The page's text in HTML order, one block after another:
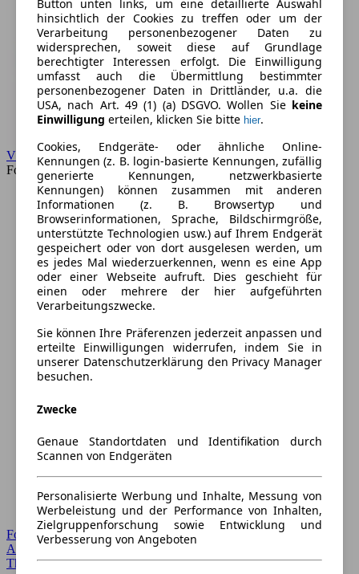
VW
Forum
Forum Startseite
Alle Auto-Foren
Themen-Forum
Button unten links, um eine detaillierte Auswahl
hinsichtlich der Cookies zu treffen oder um der
Verarbeitung personenbezogener Daten zu
widersprechen, soweit diese auf Grundlage
berechtigter Interessen erfolgt. Die Einwilligung
umfasst auch die Übermittlung bestimmter
personenbezogener Daten in Drittländer, u.a. die
USA, nach Art. 49 (1) (a) DSGVO. Wollen Sie keine
Einwilligung erteilen, klicken Sie bitte hier.
Cookies, Endgeräte- oder ähnliche Online-
Kennungen (z. B. login-basierte Kennungen, zufällig
generierte Kennungen, netzwerkbasierte
Kennungen) können zusammen mit anderen
Informationen (z. B. Browsertyp und
Browserinformationen, Sprache, Bildschirmgröße,
unterstützte Technologien usw.) auf Ihrem Endgerät
gespeichert oder von dort ausgelesen werden, um
es jedes Mal wiederzuerkennen, wenn es eine App
oder einer Webseite aufruft. Dies geschieht für
einen oder mehrere der hier aufgeführten
Verarbeitungszwecke.
Sie können Ihre Präferenzen jederzeit anpassen und
erteilte Einwilligungen widerrufen, indem Sie in
unserer Datenschutzerklärung den Privacy Manager
besuchen.
Zwecke
Genaue Standortdaten und Identifikation durch
Scannen von Endgeräten
Personalisierte Werbung und Inhalte, Messung von
Werbeleistung und der Performance von Inhalten,
Zielgruppenforschung sowie Entwicklung und
Verbesserung von Angeboten